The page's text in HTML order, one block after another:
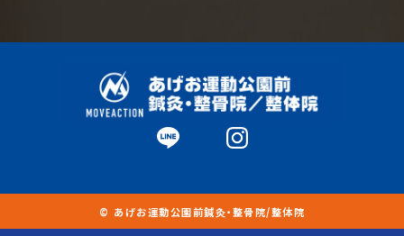
© あげお運動公園前鍼灸・整骨院/整体院